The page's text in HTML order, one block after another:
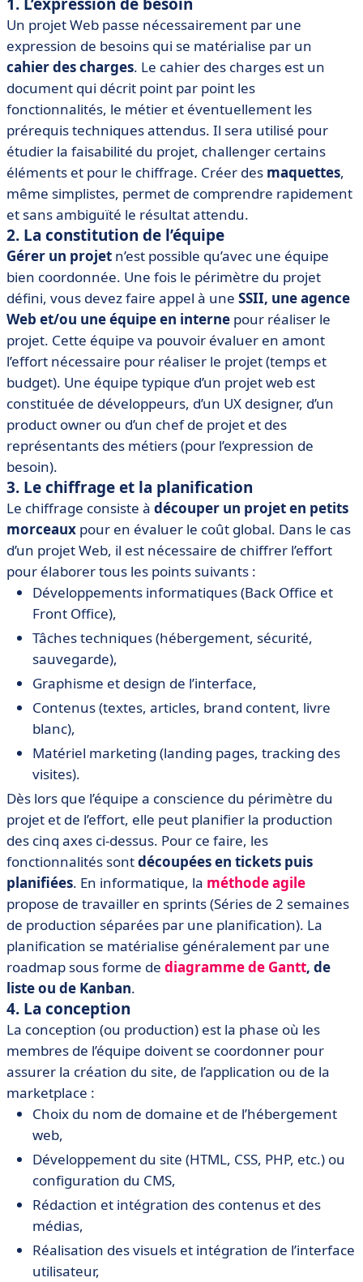
Un projet Web passe nécessairement par une
expression de besoins qui se matérialise par un
cahier des charges. Le cahier des charges est un
document qui décrit point par point les
fonctionnalités, le métier et éventuellement les
prérequis techniques attendus. Il sera utilisé pour
étudier la faisabilité du projet, challenger certains
éléments et pour le chiffrage. Créer des maquettes,
même simplistes, permet de comprendre rapidement
et sans ambiguïté le résultat attendu.
2. La constitution de l’équipe
Gérer un projet n’est possible qu’avec une équipe
bien coordonnée. Une fois le périmètre du projet
défini, vous devez faire appel à une SSII, une agence
Web et/ou une équipe en interne pour réaliser le
projet. Cette équipe va pouvoir évaluer en amont
l’effort nécessaire pour réaliser le projet (temps et
budget). Une équipe typique d’un projet web est
constituée de développeurs, d’un UX designer, d’un
product owner ou d’un chef de projet et des
représentants des métiers (pour l’expression de
besoin).
3. Le chiffrage et la planification
Le chiffrage consiste à découper un projet en petits
morceaux pour en évaluer le coût global. Dans le cas
d’un projet Web, il est nécessaire de chiffrer l’effort
pour élaborer tous les points suivants :
Développements informatiques (Back Office et
Front Office),
Tâches techniques (hébergement, sécurité,
sauvegarde),
Graphisme et design de l’interface,
Contenus (textes, articles, brand content, livre
blanc),
Matériel marketing (landing pages, tracking des
visites).
Dès lors que l’équipe a conscience du périmètre du
projet et de l’effort, elle peut planifier la production
des cinq axes ci-dessus. Pour ce faire, les
fonctionnalités sontdécoupées en tickets puis
planifiées. En informatique, la méthode agile
propose de travailler en sprints (Séries de 2 semaines
de production séparées par une planification). La
planification se matérialise généralement par une
roadmap sous forme de diagramme de Gantt, de
liste ou de Kanban.
4. La conception
La conception (ou production) est la phase où les
membres de l’équipe doivent se coordonner pour
assurer la création du site, de l’application ou de la
marketplace :
Choix du nom de domaine et de l’hébergement
web,
Développement du site (HTML, CSS, PHP, etc.) ou
configuration du CMS,
Rédaction et intégration des contenus et des
médias,
Réalisation des visuels et intégration de l’interface
utilisateur,